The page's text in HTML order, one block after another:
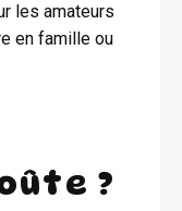
les amateurs
en famille ou
?